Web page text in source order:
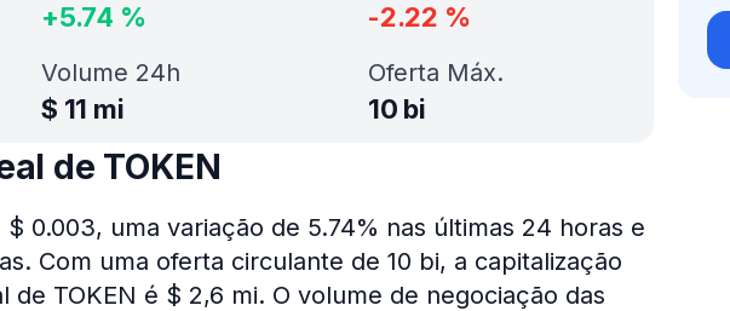
+5.74 % -2.22 %
Volume 24h
$ 11 mi
Oferta Máx.
10 bi
de TOKEN
0.003, uma variação de 5.74% nas últimas 24 horas e
Com uma oferta circulante de 10 bi, a capitalização
TOKEN é $ 2,6 mi. O volume de negociação das